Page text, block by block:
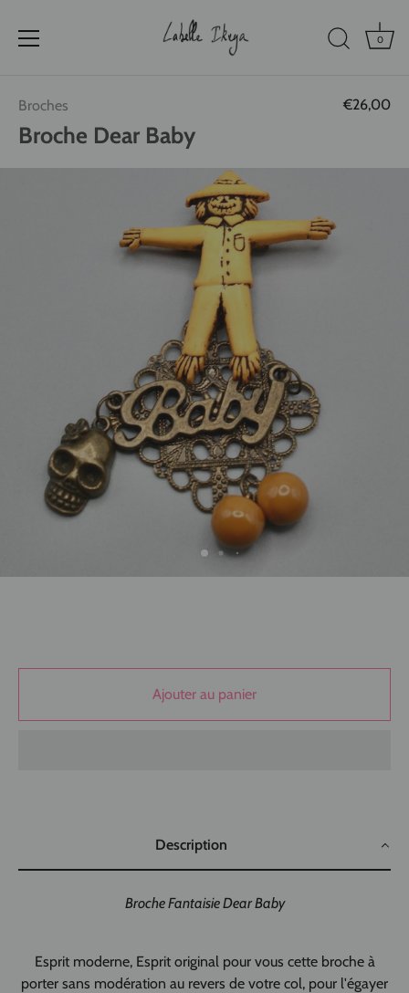
contenu
0
Broches €26,00
Broche Dear Baby
Ajouter au panier
Description
Broche Fantaisie Dear Baby
Esprit moderne, Esprit original pour vous cette broche à
porter sans modération au revers de votre col, pour l'égayer